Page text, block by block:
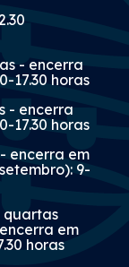
- encerra
17.30 horas
- encerra
17.30 horas
encerra em
9-
quartas
em
horas